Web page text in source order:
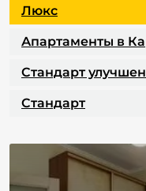
Люкс
Апартаменты в
Стандарт
Стандарт